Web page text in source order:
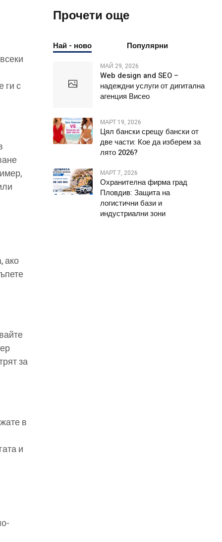
ги с
ако
за
в
и
Прочети още
Най - ново Популярни
МАЙ 29, 2026
Web design and SEO –
надеждни услуги от дигитална
агенция Висео
МАРТ 19, 2026
Цял бански срещу бански от
две части: Кое да изберем за
лято 2026?
МАРТ 7, 2026
Охранителна фирма град
Пловдив: Защита на
логистични бази и
индустриални зони